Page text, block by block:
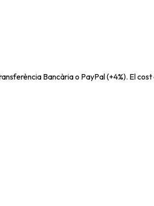
Bancària o PayPal (+4%). El